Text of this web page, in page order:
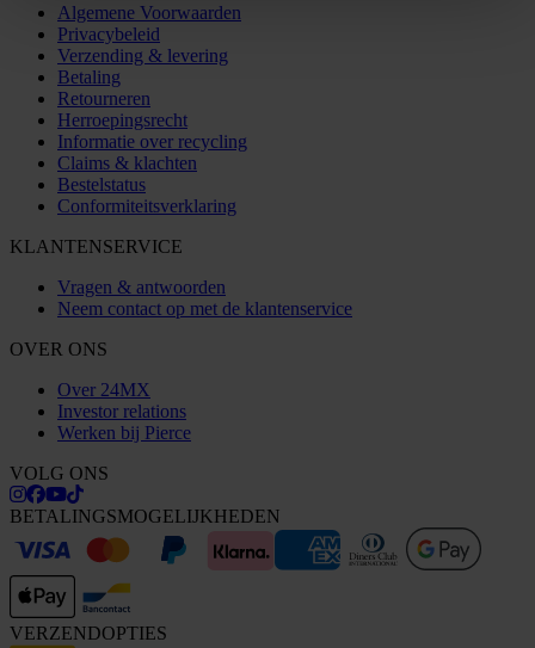
Algemene Voorwaarden
Privacybeleid
Verzending & levering
Betaling
Retourneren
Herroepingsrecht
Informatie over recycling
Claims & klachten
Bestelstatus
Conformiteitsverklaring
KLANTENSERVICE
Vragen & antwoorden
Neem contact op met de klantenservice
OVER ONS
Over 24MX
Investor relations
Werken bij Pierce
VOLG ONS
BETALINGSMOGELIJKHEDEN
VERZENDOPTIES